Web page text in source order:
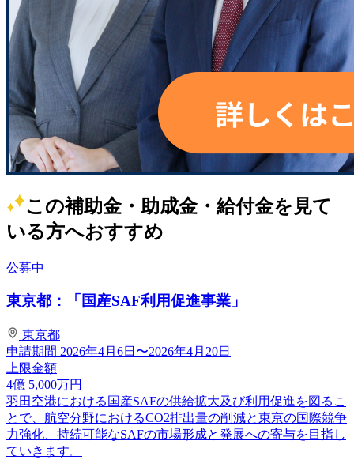
この補助金・助成金・給付金を見て
いる方へおすすめ
公募中
東京都：「国産SAF利用促進事業」
東京都
申請期間 2026年4月6日〜2026年4月20日
上限金額
4億 5,000万円
羽田空港における国産SAFの供給拡大及び利用促進を図るこ
とで、航空分野におけるCO2排出量の削減と東京の国際競争
力強化、持続可能なSAFの市場形成と発展への寄与を目指し
ていきます。